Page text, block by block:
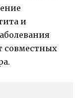
и
совместных